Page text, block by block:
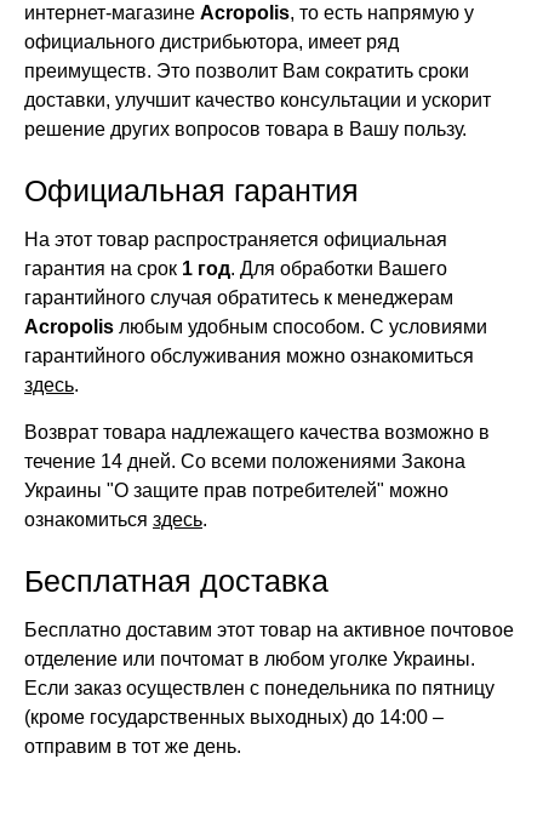
интернет-магазине Acropolis, то есть напрямую у
официального дистрибьютора, имеет ряд
преимуществ. Это позволит Вам сократить сроки
доставки, улучшит качество консультации и ускорит
решение других вопросов товара в Вашу пользу.
Официальная гарантия
На этот товар распространяется официальная
гарантия на срок 1 год. Для обработки Вашего
гарантийного случая обратитесь к менеджерам
Acropolis любым удобным способом. С условиями
гарантийного обслуживания можно ознакомиться
здесь.
Возврат товара надлежащего качества возможно в
течение 14 дней. Со всеми положениями Закона
Украины "О защите прав потребителей" можно
ознакомиться здесь.
Бесплатная доставка
Бесплатно доставим этот товар на активное почтовое
отделение или почтомат в любом уголке Украины.
Если заказ осуществлен с понедельника по пятницу
(кроме государственных выходных) до 14:00 –
отправим в тот же день.